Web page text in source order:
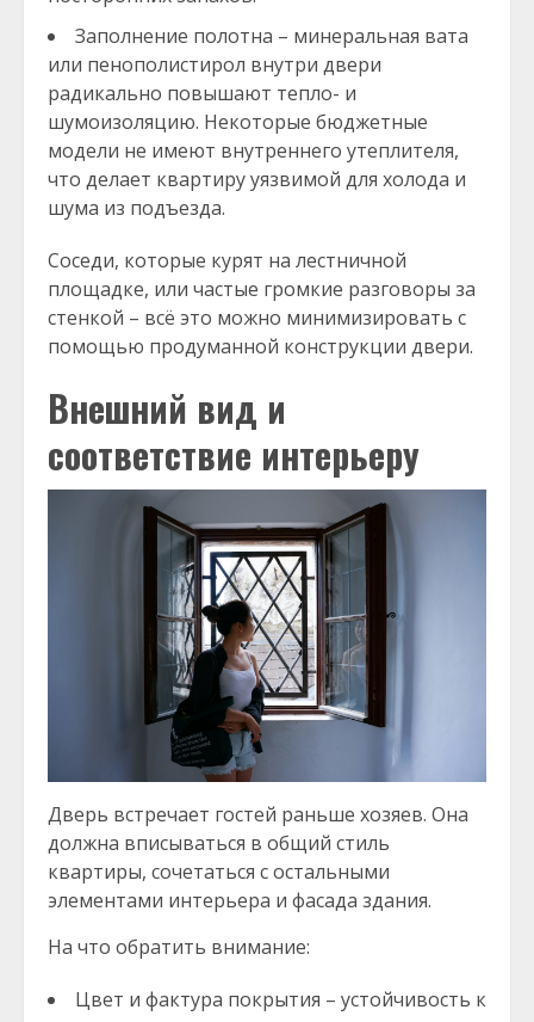
Заполнение полотна – минеральная вата
или пенополистирол внутри двери
радикально повышают тепло- и
шумоизоляцию. Некоторые бюджетные
модели не имеют внутреннего утеплителя,
что делает квартиру уязвимой для холода и
шума из подъезда.
Соседи, которые курят на лестничной
площадке, или частые громкие разговоры за
стенкой – всё это можно минимизировать с
помощью продуманной конструкции двери.
Внешний вид и
соответствие интерьеру
Дверь встречает гостей раньше хозяев. Она
должна вписываться в общий стиль
квартиры, сочетаться с остальными
элементами интерьера и фасада здания.
На что обратить внимание:
Цвет и фактура покрытия – устойчивость к